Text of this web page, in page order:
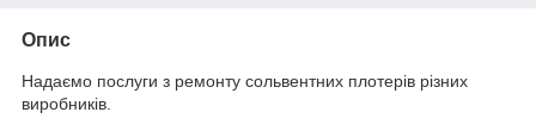
Опис
Надаємо послуги з ремонту сольвентних плотерів різних
виробників.